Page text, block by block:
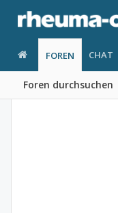
FOREN
Foren durchsuchen
CHAT